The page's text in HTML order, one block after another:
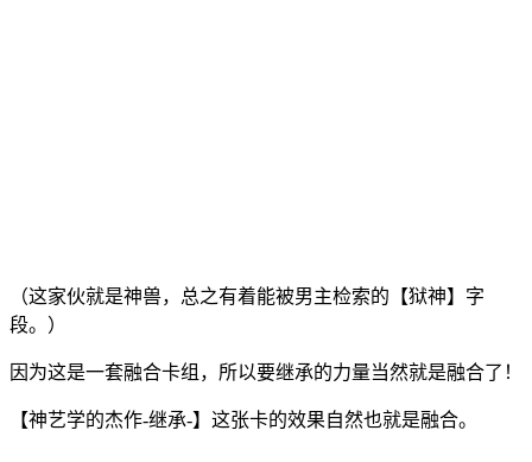
（这家伙就是神兽，总之有着能被男主检索的【狱神】字
段。）
因为这是一套融合卡组，所以要继承的力量当然就是融合了！
【神艺学的杰作-继承-】这张卡的效果自然也就是融合。